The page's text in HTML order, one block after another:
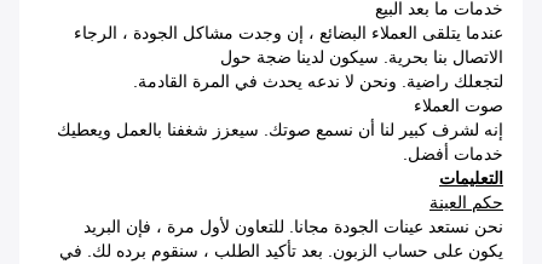
خدمات ما بعد البيع
عندما يتلقى العملاء البضائع ، إن وجدت مشاكل الجودة ، الرجاء
الاتصال بنا بحرية. سيكون لدينا ضجة حول
لتجعلك راضية. ونحن لا ندعه يحدث في المرة القادمة.
صوت العملاء
إنه لشرف كبير لنا أن نسمع صوتك. سيعزز شغفنا بالعمل ويعطيك
خدمات أفضل.
التعليمات
حكم العينة
نحن نستعد عينات الجودة مجانا. للتعاون لأول مرة ، فإن البريد
يكون على حساب الزبون. بعد تأكيد الطلب ، سنقوم برده لك. في